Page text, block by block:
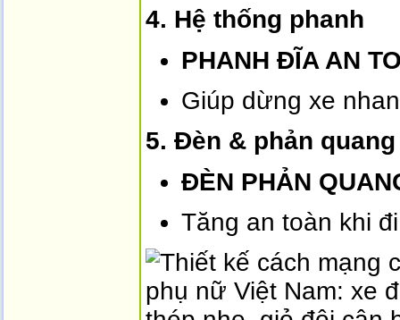
4. Hệ thống phanh
PHANH ĐĨA AN
Giúp dừng xe
5. Đèn & phản quang
ĐÈN PHẢN
Tăng an toàn khi